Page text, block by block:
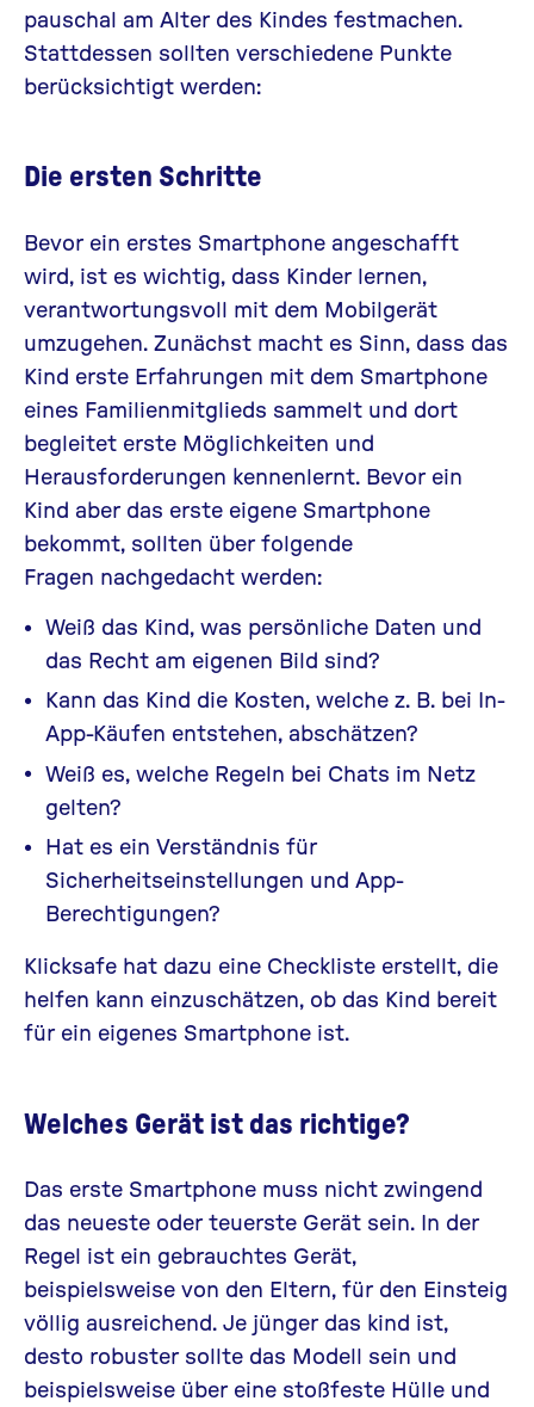
pauschal am Alter des Kindes festmachen.
Stattdessen sollten verschiedene Punkte
berücksichtigt werden:
Die ersten Schritte
Bevor ein erstes Smartphone angeschafft
wird, ist es wichtig, dass Kinder lernen,
verantwortungsvoll mit dem Mobilgerät
umzugehen. Zunächst macht es Sinn, dass das
Kind erste Erfahrungen mit dem Smartphone
eines Familienmitglieds sammelt und dort
begleitet erste Möglichkeiten und
Herausforderungen kennenlernt. Bevor ein
Kind aber das erste eigene Smartphone
bekommt, sollten überfolgende
Fragen nachgedacht werden:
Weiß das Kind, was persönliche Daten und
das Recht am eigenen Bild sind?
Kann das Kind die Kosten, welche z. B. bei In-
App-Käufen entstehen, abschätzen?
Weiß es, welche Regeln bei Chats im Netz
gelten?
Hat es ein Verständnis für
Sicherheitseinstellungen und App-
Berechtigungen?
Klicksafe hat dazu eine Checkliste erstellt, die
helfen kann einzuschätzen, ob das Kind bereit
für ein eigenes Smartphone ist.
Welches Gerät ist das richtige?
Das erste Smartphone muss nicht zwingend
das neueste oder teuerste Gerät sein. In der
Regel ist ein gebrauchtes Gerät,
beispielsweise von den Eltern, für den Einsteig
völlig ausreichend. Je jünger das kind ist,
desto robuster sollte das Modell sein und
beispielsweise über eine stoßfeste Hülle und